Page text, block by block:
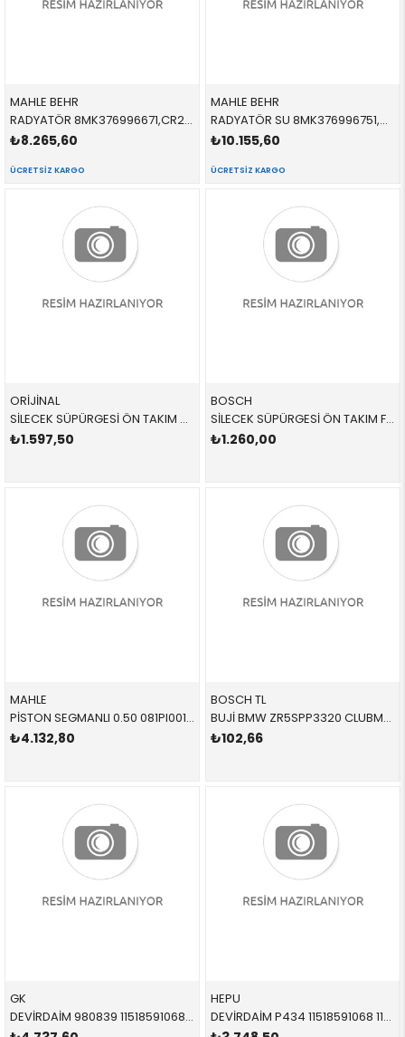
MAHLE BEHR
RADYATÖR 8MK376996671,CR2308000P 17117617631 17117617631 F55,F56,F54,F57 D,B37 2015-
₺8.265,60
ÜCRETSIZ KARGO
MAHLE BEHR
RADYATÖR SU 8MK376996751,CR2314000P 17117617639 17117617639 F45,F46,F52,X1,X2,F48,F49,F39,MİNİ,F54,F55,F56,F57 B38,B36 2009-
₺10.155,60
ÜCRETSIZ KARGO
ORİJİNAL
SİLECEK SÜPÜRGESİ ÖN TAKIM 61610040534 61610040534 61610040534 F55 2017-
₺1.597,50
BOSCH
SİLECEK SÜPÜRGESİ ÖN TAKIM F55/56 AR451S 3397014076 61610040534 61610040534 F55 2017-
₺1.260,00
MAHLE
PİSTON SEGMANLI 0.50 081PI00123002 11258519401 11258519401 F20,F45,F30,F10,G20,G30,F15,F55,F56 N47,B37 84.50 MM
₺4.132,80
BOSCH TL
BUJİ BMW ZR5SPP3320 CLUBMAN F55 F56 CABRİO COUNTRYMAN 12120047375 0242145555
₺102,66
GK
DEVİRDAİM 980839 11518591068 11518591068 D B37 2015-
HEPU
DEVİRDAİM P434 11518591068 11518591068 D B37 2015-